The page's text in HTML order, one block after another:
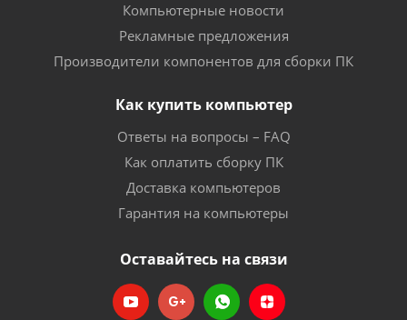
Компьютерные новости
Рекламные предложения
Производители компонентов для сборки ПК
Как купить компьютер
Ответы на вопросы – FAQ
Как оплатить сборку ПК
Доставка компьютеров
Гарантия на компьютеры
Оставайтесь на связи